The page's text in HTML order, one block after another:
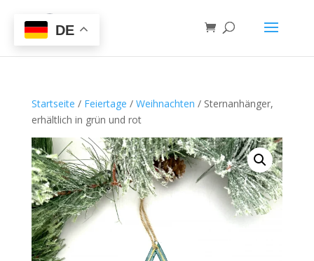
Startseite / Feiertage / Weihnachten / Sternanhänger,
erhältlich in grün und rot
DE